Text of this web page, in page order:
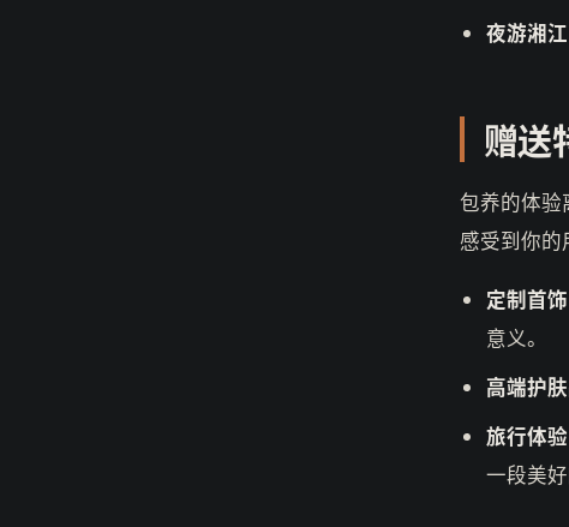
夜游湘江
赠送
包养的体
感受到你的
定制首饰
意义。
高端护
旅行体验
一段美好